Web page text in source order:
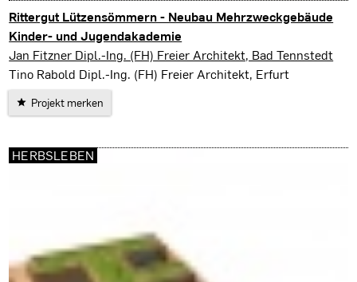
Rittergut Lützensömmern - Neubau Mehrzweckgebäude
Kinder- und Jugendakademie
Kutzleben
Jan Fitzner Dipl.-Ing. (FH) Freier Architekt, Bad Tennstedt
Tino Rabold Dipl.-Ing. (FH) Freier Architekt, Erfurt
Projekt merken
HERBSLEBEN